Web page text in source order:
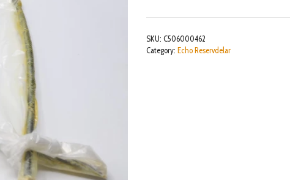
SKU: C506000462
Category: Echo Reservdelar